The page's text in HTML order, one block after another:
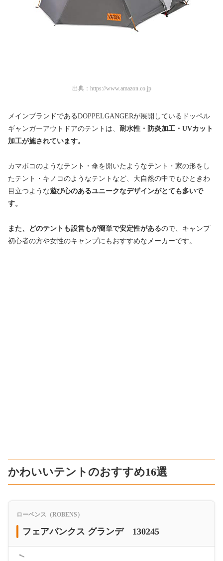
出典： https://www.amazon.co.jp
メインブランドであるDOPPELGANGERが展開しているドッペル
ギャンガーアウトドアのテントは、 耐水性・防炎加工・UVカット
加工が施されています。
カマボコのようなテント・傘を開いたようなテント・家の形をし
たテント・キノコのようなテントなど、大自然の中でもひときわ
目立つような遊び心のあるユニークなデザインがとても多いで
す。
また、どのテントも設営もが簡単で安定性があるので、キャンプ
初心者の方や女性のキャンプにもおすすめなメーカーです。
かわいいテントのおすすめ16選
ローベンス（ROBENS）
フェアバンクス グランデ 130245
＜